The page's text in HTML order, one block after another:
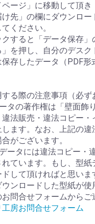
ージ」に移動して頂き
先」の欄にダウンロー
ください。
すると「データ保存」
を押し、自分のデスク
存したデータ（PDF形
する際の注意事項（必ず
タの著作権は「壁面飾
法販売・違法コピー
ます。なお、上記の
がございます。
ータには違法コピー・
れています。もし、型
して頂ければと思いま
ウンロードした型紙が
問合せフォームからご
房お問合せフォーム